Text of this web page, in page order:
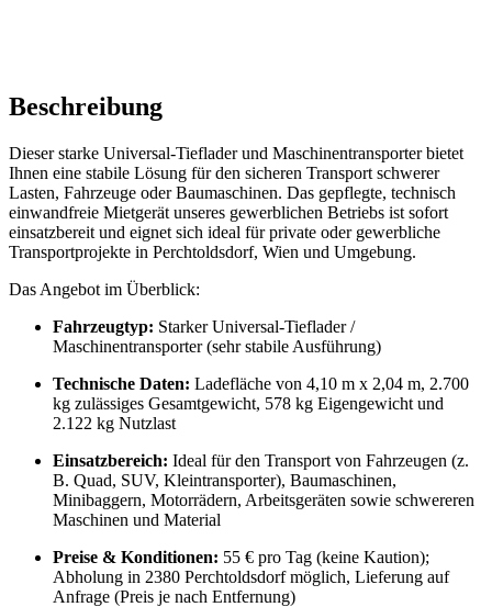
Beschreibung
Dieser starke Universal-Tieflader und Maschinentransporter bietet
Ihnen eine stabile Lösung für den sicheren Transport schwerer
Lasten, Fahrzeuge oder Baumaschinen. Das gepflegte, technisch
einwandfreie Mietgerät unseres gewerblichen Betriebs ist sofort
einsatzbereit und eignet sich ideal für private oder gewerbliche
Transportprojekte in Perchtoldsdorf, Wien und Umgebung.
Das Angebot im Überblick:
Fahrzeugtyp: Starker Universal-Tieflader /
Maschinentransporter (sehr stabile Ausführung)
Technische Daten: Ladefläche von 4,10 m x 2,04 m, 2.700
kg zulässiges Gesamtgewicht, 578 kg Eigengewicht und
2.122 kg Nutzlast
Einsatzbereich: Ideal für den Transport von Fahrzeugen (z.
B. Quad, SUV, Kleintransporter), Baumaschinen,
Minibaggern, Motorrädern, Arbeitsgeräten sowie schwereren
Maschinen und Material
Preise & Konditionen: 55 € pro Tag (keine Kaution);
Abholung in 2380 Perchtoldsdorf möglich, Lieferung auf
Anfrage (Preis je nach Entfernung)